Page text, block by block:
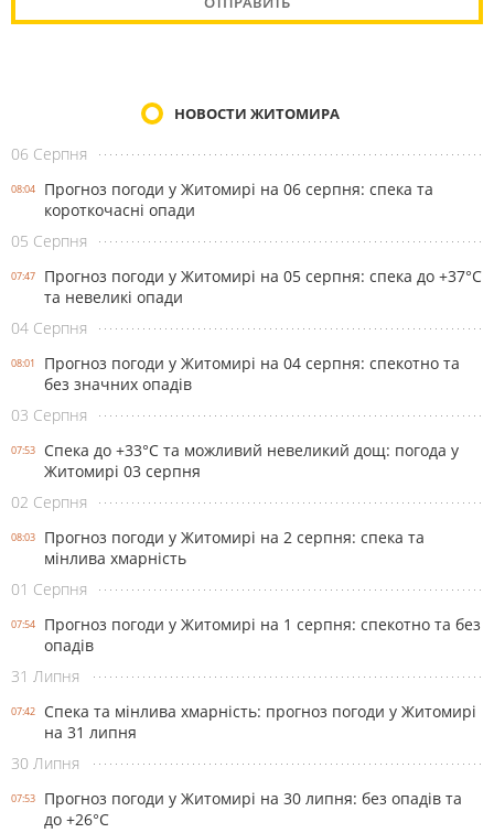
НОВОСТИ ЖИТОМИРА
06 Серпня
08:04
Прогноз погоди у Житомирі на 06 серпня: спека та
короткочасні опади
05 Серпня
07:47
Прогноз погоди у Житомирі на 05 серпня: спека до +37°С
та невеликі опади
04 Серпня
08:01
Прогноз погоди у Житомирі на 04 серпня: спекотно та
без значних опадів
03 Серпня
07:53
Спека до +33°С та можливий невеликий дощ: погода у
Житомирі 03 серпня
02 Серпня
08:03
Прогноз погоди у Житомирі на 2 серпня: спека та
мінлива хмарність
01 Серпня
07:54
Прогноз погоди у Житомирі на 1 серпня: спекотно та без
опадів
31 Липня
07:42
Спека та мінлива хмарність: прогноз погоди у Житомирі
на 31 липня
30 Липня
07:53
Прогноз погоди у Житомирі на 30 липня: без опадів та
до +26°С